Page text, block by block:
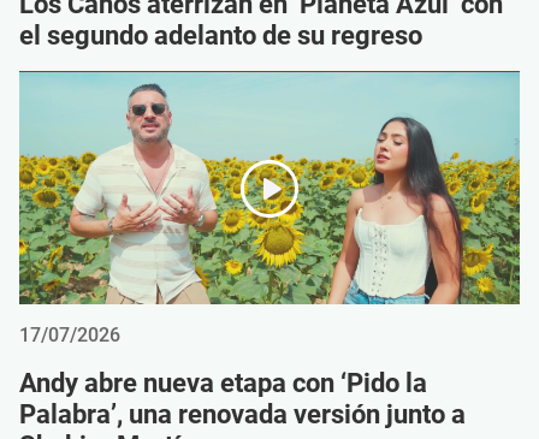
el segundo adelanto de su regreso
17/07/2026
Andy abre nueva etapa con ‘Pido la
Palabra’, una renovada versión junto a